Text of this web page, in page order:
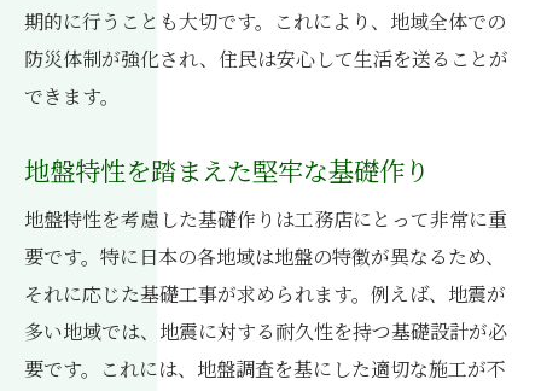
地元密着型工務店が選ばれる理由
成功事例が示す地元密着型の利点
地元との繋がりが生む安心感
利用者の声から知る工務店の強み
期的に行うことも大切です。これにより、地域全体での
防災体制が強化され、住民は安心して生活を送ることが
できます。
地盤特性を踏まえた堅牢な基礎作り
地盤特性を考慮した基礎作りは工務店にとって非常に重
要です。特に日本の各地域は地盤の特徴が異なるため、
それに応じた基礎工事が求められます。例えば、地震が
多い地域では、地震に対する耐久性を持つ基礎設計が必
要です。これには、地盤調査を基にした適切な施工が不